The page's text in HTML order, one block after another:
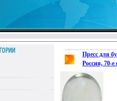
Пресс для
Россия, 70-
3375k.